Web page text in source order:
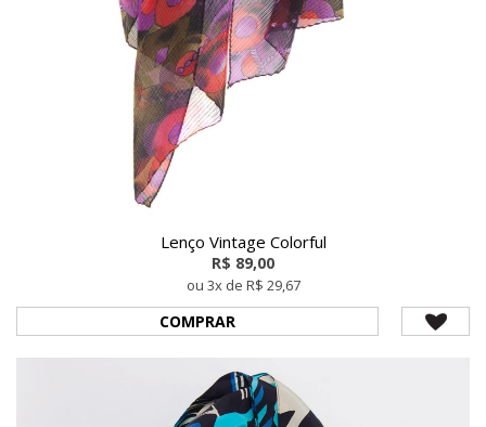
Lenço Vintage Colorful
R$ 89,00
ou 3x de R$ 29,67
COMPRAR